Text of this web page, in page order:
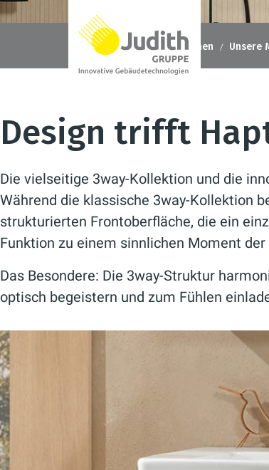
Judith Gruppe Unternehmen Unsere
Design trifft
Die vielseitige 3way-Kollektion und die
Während die klassische 3way-Kollektion
strukturierten Frontoberfläche, die ein
Funktion zu einem sinnlichen Moment
Das Besondere: Die 3way-Struktur
optisch begeistern und zum Fühlen